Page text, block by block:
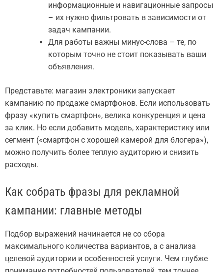
информационные и навигационные запросы
– их нужно фильтровать в зависимости от
задач кампании.
Для работы важны минус-слова – те, по
которым точно не стоит показывать ваши
объявления.
Представьте: магазин электроники запускает
кампанию по продаже смартфонов. Если использовать
фразу «купить смартфон», велика конкуренция и цена
за клик. Но если добавить модель, характеристику или
сегмент («смартфон с хорошей камерой для блогера»),
можно получить более теплую аудиторию и снизить
расходы.
Как собрать фразы для рекламной
кампании: главные методы
Подбор выражений начинается не со сбора
максимального количества вариантов, а с анализа
целевой аудитории и особенностей услуги. Чем глубже